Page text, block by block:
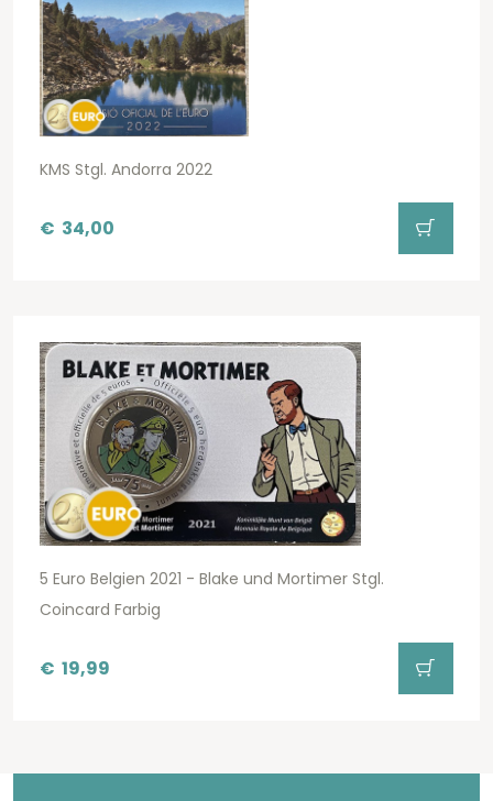
KMS Stgl. Andorra 2022
€ 34,00
5 Euro Belgien 2021 - Blake und Mortimer Stgl.
Coincard Farbig
€ 19,99